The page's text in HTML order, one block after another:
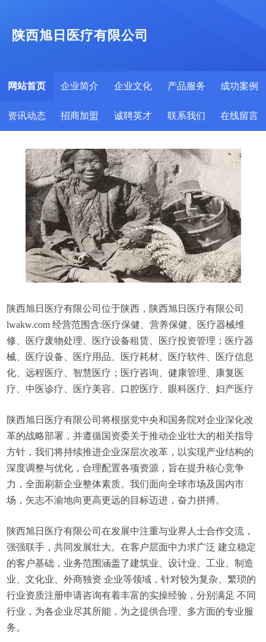
陕西旭日医疗有限公司
网站首页 企业简介 企业文化 产品服务 成功案例
资讯动态 招商加盟 诚聘英才 联系我们 在线留言
陕西旭日医疗有限公司位于陕西，陕西旭日医疗有限公司
lwakw.com 经营范围含:医疗保健、营养保健、医疗器械维
修、医疗废物处理、医疗设备租赁、医疗投资管理；医疗器
械、医疗设备、医疗用品、医疗耗材、医疗软件、医疗信息
化、远程医疗、智慧医疗；医疗咨询、健康管理、康复医
疗、中医诊疗、医疗美容、口腔医疗、眼科医疗、妇产医疗
陕西旭日医疗有限公司将根据党中央和国务院对企业深化改
革的战略部署，并遵循国资委关于推动企业壮大的相关指导
方针，我们将持续推进企业深层次改革，以实现产业结构的
深度调整与优化，合理配置各项资源，旨在提升核心竞争
力，全面刷新企业整体素质。我们面向全球市场及国内市
场，矢志不渝地向更高更远的目标迈进，奋力拼搏。
陕西旭日医疗有限公司在发展中注重与业界人士合作交流，
强强联手，共同发展壮大。在客户层面中力求广泛 建立稳定
的客户基础，业务范围涵盖了建筑业、设计业、工业、制造
业、文化业、外商独资 企业等领域，针对较为复杂、繁琐的
行业资质注册申请咨询有着丰富的实操经验，分别满足 不同
行业，为各企业尽其所能，为之提供合理、多方面的专业服
务。